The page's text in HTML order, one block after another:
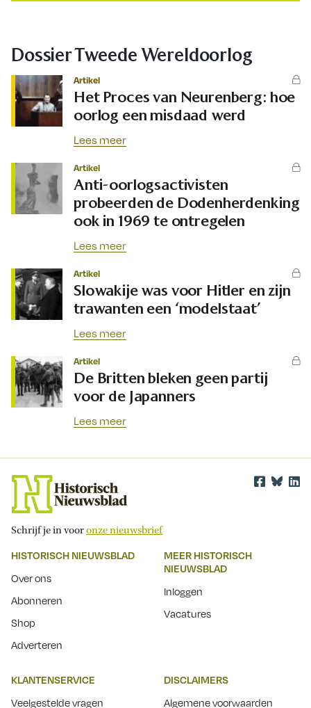
Dossier Tweede Wereldoorlog
Artikel
Het Proces van Neurenberg: hoe
oorlog een misdaad werd
Lees meer
Artikel
Anti-oorlogsactivisten
probeerden de Dodenherdenking
ook in 1969 te ontregelen
Lees meer
Artikel
Slowakije was voor Hitler en zijn
trawanten een ‘modelstaat’
Lees meer
Artikel
De Britten bleken geen partij
voor de Japanners
Lees meer
Schrijf je in vooronze nieuwsbrief
HISTORISCH NIEUWSBLAD
Over ons
Abonneren
Shop
Adverteren
MEER HISTORISCH
NIEUWSBLAD
Inloggen
Vacatures
KLANTENSERVICE
Veelgestelde vragen
DISCLAIMERS
Algemene voorwaarden